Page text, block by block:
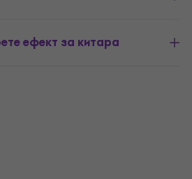
ефект за китара